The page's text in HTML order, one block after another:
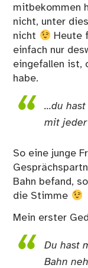
mitbekommen
nicht, unter
nicht
Heute
einfach nur
eingefallen ist,
habe.
…du hast
mit jeder
So eine junge
Bahn befand,
die Stimme
Mein erster
Du hast
Bahn